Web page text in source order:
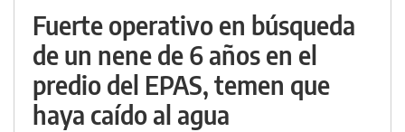
Fuerte operativo en búsqueda
de un nene de 6 años en el
predio del EPAS, temen que
haya caído al agua